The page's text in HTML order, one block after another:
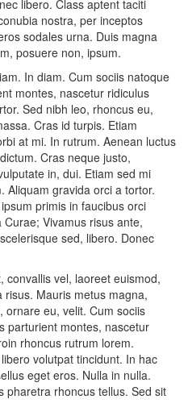
libero. Class aptent taciti
nostra, per inceptos
sodales urna. Duis magna
posuere non, ipsum.
In diam. Cum sociis natoque
montes, nascetur ridiculus
Sed nibh leo, rhoncus eu,
Cras id turpis. Etiam
at mi. In rutrum. Aenean luctus
Cras neque justo,
in, dui. Etiam sed mi
Aliquam gravida orci a tortor.
primis in faucibus orci
Vivamus risus ante,
sed, libero. Donec
convallis vel, laoreet euismod,
Mauris metus magna,
ornare eu, velit. Cum sociis
parturient montes, nascetur
rhoncus rutrum lorem.
volutpat tincidunt. In hac
eget eros. Nulla in nulla.
pharetra rhoncus tellus. Sed sit